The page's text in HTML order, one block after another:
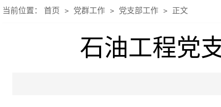
当前位置： 首页 > 党群工作 > 党支部工作 > 正文
石油工程党